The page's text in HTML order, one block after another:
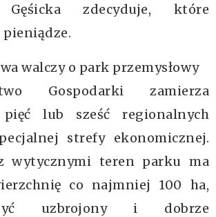
Gęśicka zdecyduje, które
walczy o park przemysłowy
Gospodarki zamierza
pięć lub sześć regionalnych
strefy ekonomicznej.
wytycznymi teren parku ma
co najmniej 100 ha,
uzbrojony i dobrze